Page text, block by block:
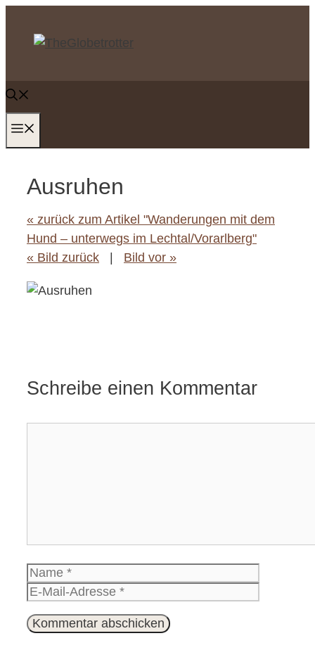
Inhalt
springen
Ausruhen
« zurück zum Artikel "Wanderungen mit dem
Hund – unterwegs im Lechtal/Vorarlberg"
« Bild zurück
Bild vor »
Schreibe einen Kommentar
Name